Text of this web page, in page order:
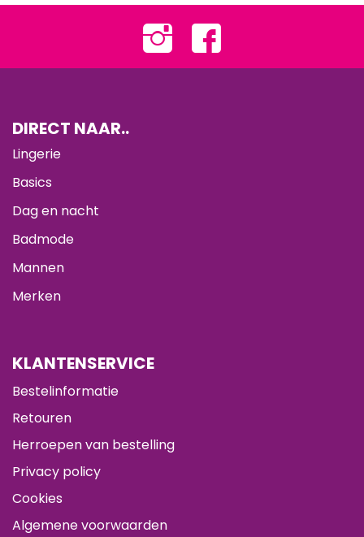
DIRECT NAAR..
Lingerie
Basics
Dag en nacht
Badmode
Mannen
Merken
KLANTENSERVICE
Bestelinformatie
Retouren
Herroepen van bestelling
Privacy policy
Cookies
Algemene voorwaarden